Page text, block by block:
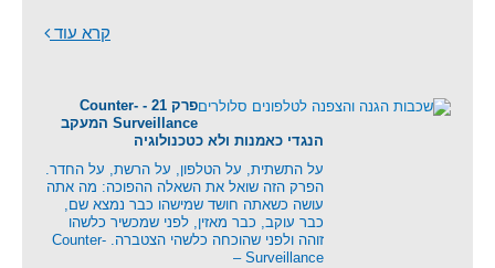
קרא עוד
פרק 21 - Counter-
Surveillance המעקב
הנגדי כאמנות ולא כטכנולוגיה
על התשתית, על הטלפון, על הרשת, על החדר.
הפרק הזה שואל את השאלה ההפוכה: מה אתה
עושה כשאתה חושד שמישהו כבר נמצא שם,
כבר עוקב, כבר מאזין, לפני שמכשיר כלשהו
זוהה ולפני שהוכחה כלשהי הצטברה. Counter-
Surveillance –